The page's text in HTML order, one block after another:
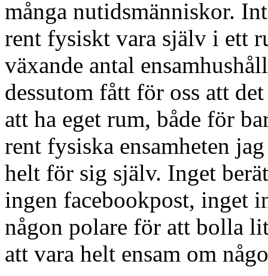
många nutidsmänniskor.
rent fysiskt vara själv i ett
växande antal
dessutom fått för oss att
att ha eget rum, både för
rent fysiska ensamheten
helt för sig själv. Inget
ingen facebookpost, inget
någon polare för att bolla
att vara helt ensam om